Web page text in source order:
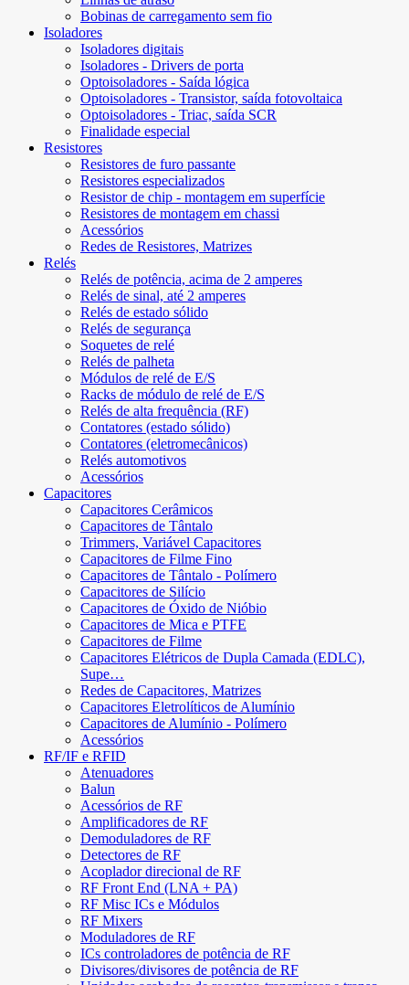
Bobinas de carregamento sem fio
Isoladores
Isoladores digitais
Isoladores - Drivers de porta
Optoisoladores - Saída lógica
Optoisoladores - Transistor, saída fotovoltaica
Optoisoladores - Triac, saída SCR
Finalidade especial
Resistores
Resistores de furo passante
Resistores especializados
Resistor de chip - montagem em superfície
Resistores de montagem em chassi
Acessórios
Redes de Resistores, Matrizes
Relés
Relés de potência, acima de 2 amperes
Relés de sinal, até 2 amperes
Relés de estado sólido
Relés de segurança
Soquetes de relé
Relés de palheta
Módulos de relé de E/S
Racks de módulo de relé de E/S
Relés de alta frequência (RF)
Contatores (estado sólido)
Contatores (eletromecânicos)
Relés automotivos
Acessórios
Capacitores
Capacitores Cerâmicos
Capacitores de Tântalo
Trimmers, Variável Capacitores
Capacitores de Filme Fino
Capacitores de Tântalo - Polímero
Capacitores de Silício
Capacitores de Óxido de Nióbio
Capacitores de Mica e PTFE
Capacitores de Filme
Capacitores Elétricos de Dupla Camada (EDLC),
Supe…
Redes de Capacitores, Matrizes
Capacitores Eletrolíticos de Alumínio
Capacitores de Alumínio - Polímero
Acessórios
RF/IF e RFID
Atenuadores
Balun
Acessórios de RF
Amplificadores de RF
Demoduladores de RF
Detectores de RF
Acoplador direcional de RF
RF Front End (LNA + PA)
RF Misc ICs e Módulos
RF Mixers
Moduladores de RF
ICs controladores de potência de RF
Divisores/divisores de potência de RF